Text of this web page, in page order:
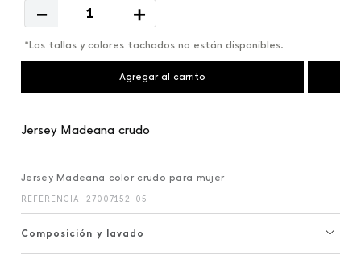
＋
－
*Las tallas y colores tachados no están disponibles.
Agregar al carrito
Jersey Madeana crudo
Jersey Madeana color crudo para mujer
REFERENCIA : 27007152-05
Composición y lavado